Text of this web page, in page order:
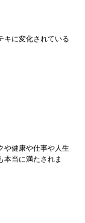
キに変化されている
や健康や仕事や人生
本当に満たされま